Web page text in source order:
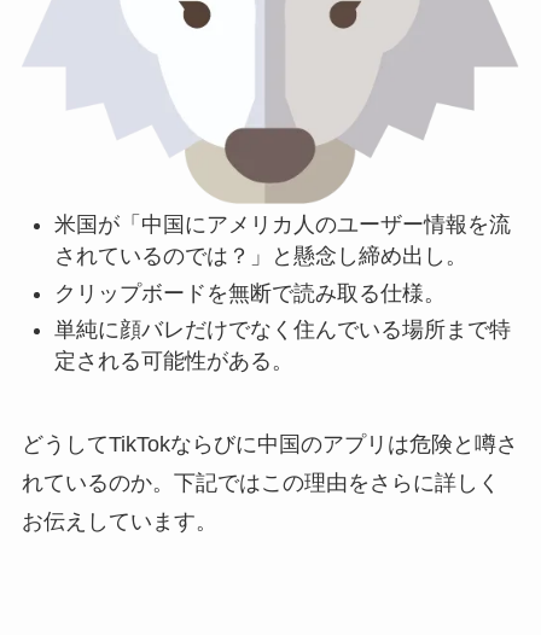
米国が「中国にアメリカ人のユーザー情報を流
されているのでは？」と懸念し締め出し。
クリップボードを無断で読み取る仕様。
単純に顔バレだけでなく住んでいる場所まで特
定される可能性がある。
どうしてTikTokならびに中国のアプリは危険と噂さ
れているのか。下記ではこの理由をさらに詳しく
お伝えしています。